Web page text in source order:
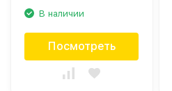
В наличии
Посмотреть